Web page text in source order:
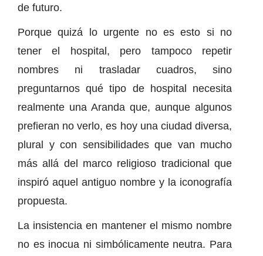
de futuro.
Porque quizá lo urgente no es esto si no
tener el hospital, pero tampoco repetir
nombres ni trasladar cuadros, sino
preguntarnos qué tipo de hospital necesita
realmente una Aranda que, aunque algunos
prefieran no verlo, es hoy una ciudad diversa,
plural y con sensibilidades que van mucho
más allá del marco religioso tradicional que
inspiró aquel antiguo nombre y la iconografía
propuesta.
La insistencia en mantener el mismo nombre
no es inocua ni simbólicamente neutra. Para